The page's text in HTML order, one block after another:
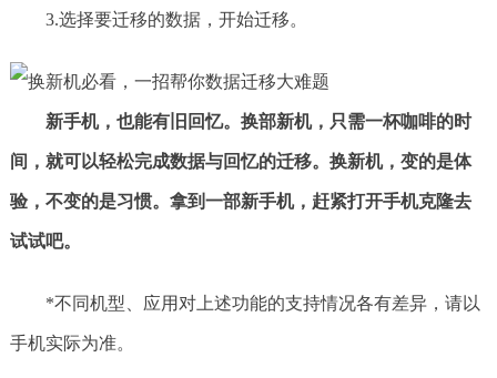
3.选择要迁移的数据，开始迁移。
新手机，也能有旧回忆。换部新机，只需一杯咖啡的时
间，就可以轻松完成数据与回忆的迁移。换新机，变的是体
验，不变的是习惯。拿到一部新手机，赶紧打开手机克隆去
试试吧。
*不同机型、应用对上述功能的支持情况各有差异，请以
手机实际为准。